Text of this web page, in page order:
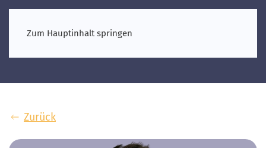
Zum Hauptinhalt springen
Zurück